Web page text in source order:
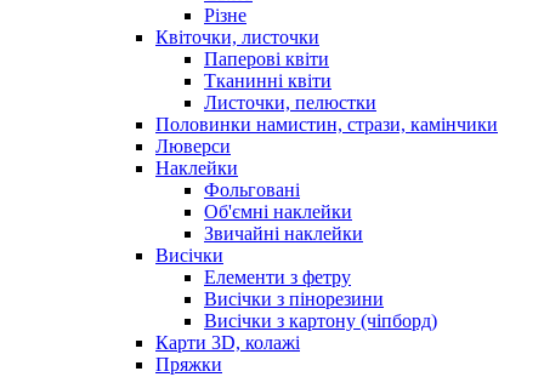
Різне
Квіточки, листочки
Паперові квіти
Тканинні квіти
Листочки, пелюстки
Половинки намистин, стрази, камінчики
Люверси
Наклейки
Фольговані
Об'ємні наклейки
Звичайні наклейки
Висічки
Елементи з фетру
Висічки з пінорезини
Висічки з картону (чіпборд)
Карти 3D, колажі
Пряжки